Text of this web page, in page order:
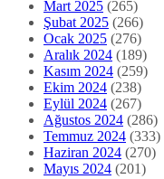
Haziran 2024(270)
Mayıs 2024(201)
Nisan 2024(215)
Mart 2024(155)
Şubat 2024(145)
Ocak 2024 (230)
Aralık 2023(142)
Kasım 2023(127)
Ekim 2023(211)
Eylül 2023(245)